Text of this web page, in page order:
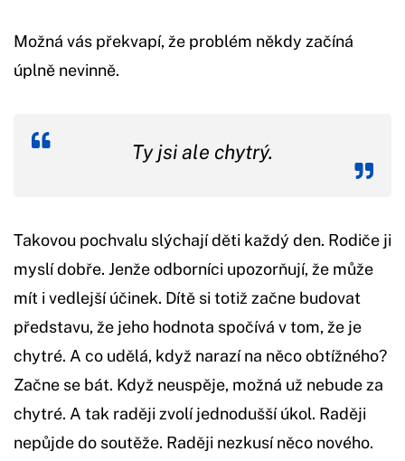
Možná vás překvapí, že problém někdy začíná
úplně nevinně.
Ty jsi ale chytrý.
Takovou pochvalu slýchají děti každý den. Rodiče ji
myslí dobře. Jenže odborníci upozorňují, že může
mít i vedlejší účinek. Dítě si totiž začne budovat
představu, že jeho hodnota spočívá v tom, že je
chytré. A co udělá, když narazí na něco obtížného?
Začne se bát. Když neuspěje, možná už nebude za
chytré. A tak raději zvolí jednodušší úkol. Raději
nepůjde do soutěže. Raději nezkusí něco nového.